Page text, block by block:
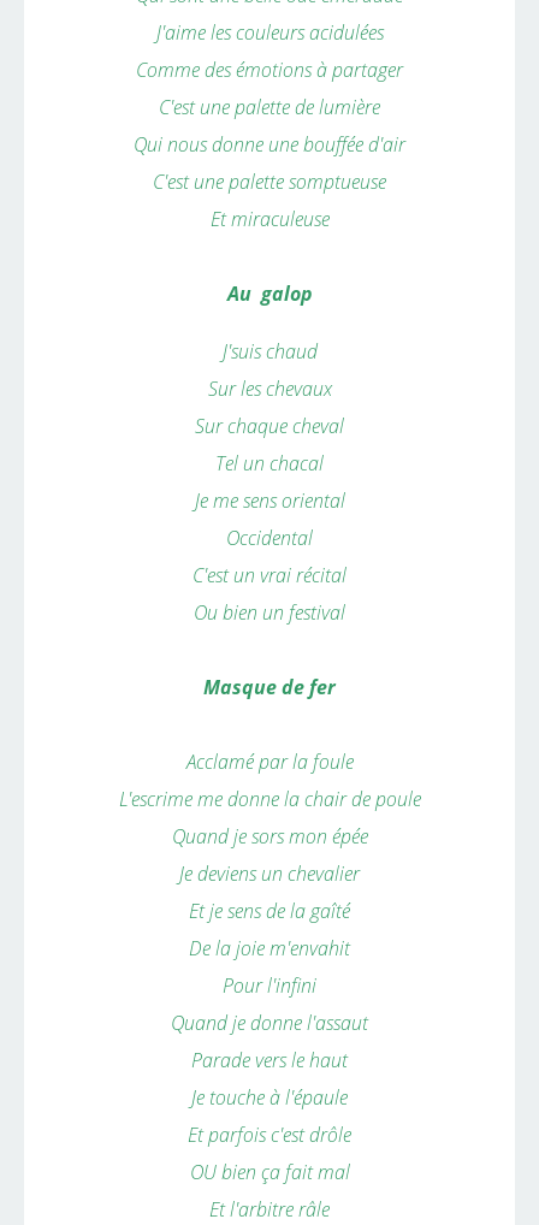
J'aime les couleurs acidulées
Comme des émotions à partager
C'est une palette de lumière
Qui nous donne une bouffée d'air
C'est une palette somptueuse
Et miraculeuse
Au galop
J'suis chaud
Sur les chevaux
Sur chaque cheval
Tel un chacal
Je me sens oriental
Occidental
C'est un vrai récital
Ou bien un festival
Masque de fer
Acclamé par la foule
L'escrime me donne la chair de poule
Quand je sors mon épée
Je deviens un chevalier
Et je sens de la gaîté
De la joie m'envahit
Pour l'infini
Quand je donne l'assaut
Parade vers le haut
Je touche à l'épaule
Et parfois c'est drôle
OU bien ça fait mal
Et l'arbitre râle